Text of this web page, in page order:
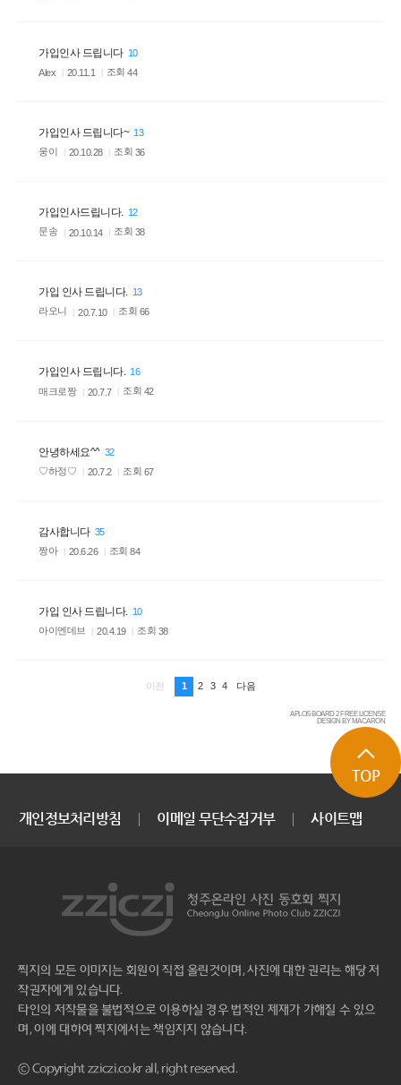
가입인사 드립니다 10
Alex
20.11.1 조회44
가입인사 드립니다~ 13
웅이
20.10.28 조회 36
가입인사드립니다. 12
문송
20.10.14 조회 38
가입 인사 드립니다. 13
라오니
20.7.10 조회 66
가입인사 드립니다. 16
매크로짱
20.7.7 조회 42
안녕하세요^^ 32
♡하정♡
20.7.2 조회 67
감사합니다 35
짱아
20.6.26 조회84
가입 인사 드립니다. 10
아이엔데브
20.4.19 조회 38
이전 1 2 3 4 다음
APLOS BOARD 2 FREE LICENSE
DESIGN BY MACARON
TOP
개인정보처리방침 이메일 무단수집거부 사이트맵
찍지의 모든 이미지는 회원이 직접 올린것이며, 사진에 대한 권리는 해당 저
작권자에게 있습니다.
타인의 저작물을 불법적으로 이용하실 경우 법적인 제재가 가해질 수 있으
며, 이에 대하여 찍지에서는 책임지지 않습니다.
ⓒ Copyright zziczi.co.kr all, right reserved.